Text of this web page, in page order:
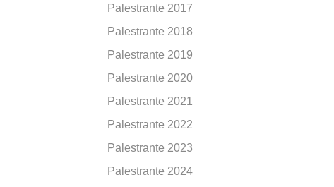
Palestrante 2017
Palestrante 2018
Palestrante 2019
Palestrante 2020
Palestrante 2021
Palestrante 2022
Palestrante 2023
Palestrante 2024